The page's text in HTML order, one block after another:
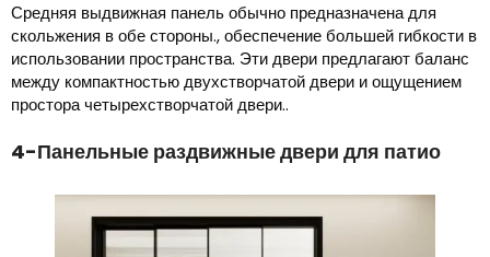
Средняя выдвижная панель обычно предназначена для
скольжения в обе стороны., обеспечение большей гибкости в
использовании пространства. Эти двери предлагают баланс
между компактностью двухстворчатой ​​двери и ощущением
простора четырехстворчатой ​​двери..
4-Панельные раздвижные двери для патио